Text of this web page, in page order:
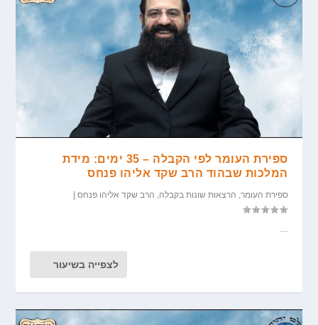
ספירת העומר לפי הקבלה – 35 ימים: מידת
המלכות שבהוד הרב שקד אליהו פנחס
ספירת העומר הרצאות שונות בקבלה הרב שקד אליהו פנחס |
לצפייה בשיעור